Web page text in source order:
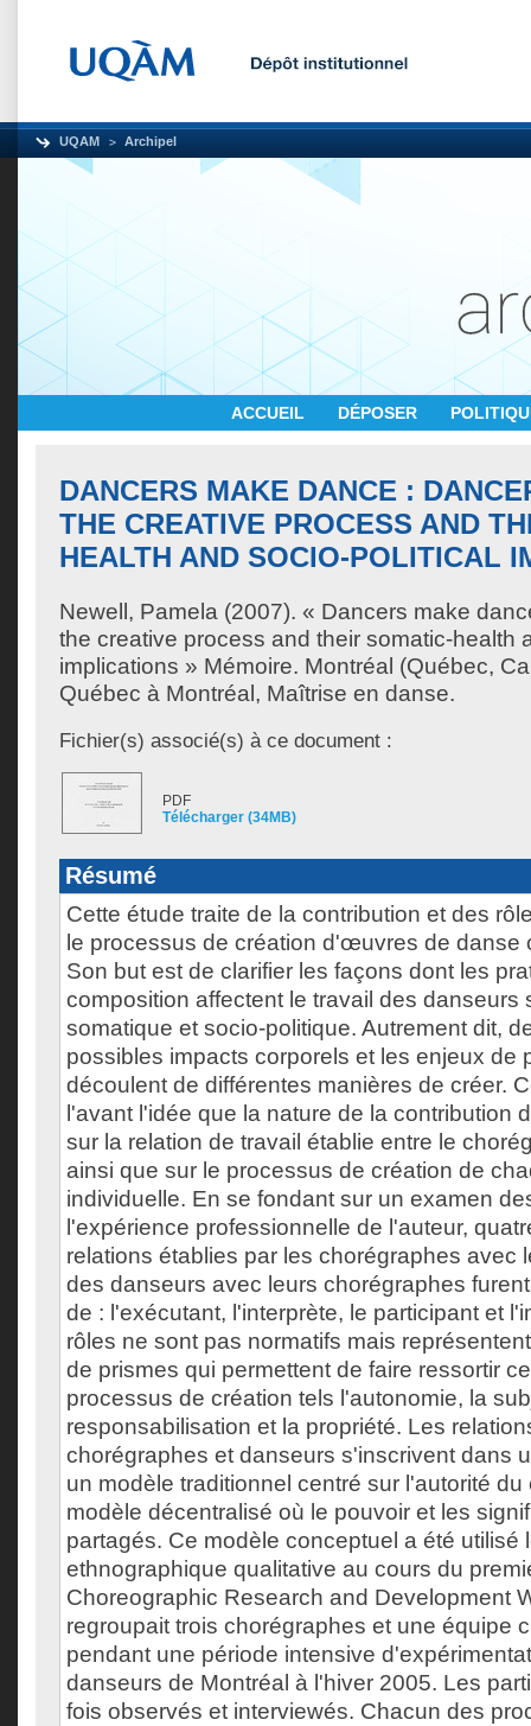
UQAM Archipel
ACCUEIL DÉPOSER
DANCERS MAKE DANCE :
THE CREATIVE PROCESS AND
HEALTH AND SOCIO-POLITICAL
Newell, Pamela (2007). « Dancers make
the creative process and their somatic-health
implications » Mémoire. Montréal (Québec,
Québec à Montréal, Maîtrise en danse.
Fichier(s) associé(s) à ce document :
PDF
Télécharger (34MB)
Résumé
Cette étude traite de la contribution et des
le processus de création d'œuvres de danse
Son but est de clarifier les façons dont les
composition affectent le travail des danseurs
somatique et socio-politique. Autrement dit,
possibles impacts corporels et les enjeux de
découlent de différentes manières de créer.
l'avant l'idée que la nature de la contribution
sur la relation de travail établie entre le
ainsi que sur le processus de création de
individuelle. En se fondant sur un examen
l'expérience professionnelle de l'auteur,
relations établies par les chorégraphes avec
des danseurs avec leurs chorégraphes
de : l'exécutant, l'interprète, le participant et
rôles ne sont pas normatifs mais
de prismes qui permettent de faire ressortir
processus de création tels l'autonomie, la
responsabilisation et la propriété. Les
chorégraphes et danseurs s'inscrivent dans
un modèle traditionnel centré sur l'autorité
modèle décentralisé où le pouvoir et les
partagés. Ce modèle conceptuel a été utilisé
ethnographique qualitative au cours du
Choreographic Research and Development
regroupait trois chorégraphes et une équipe
pendant une période intensive
danseurs de Montréal à l'hiver 2005. Les
fois observés et interviewés. Chacun des